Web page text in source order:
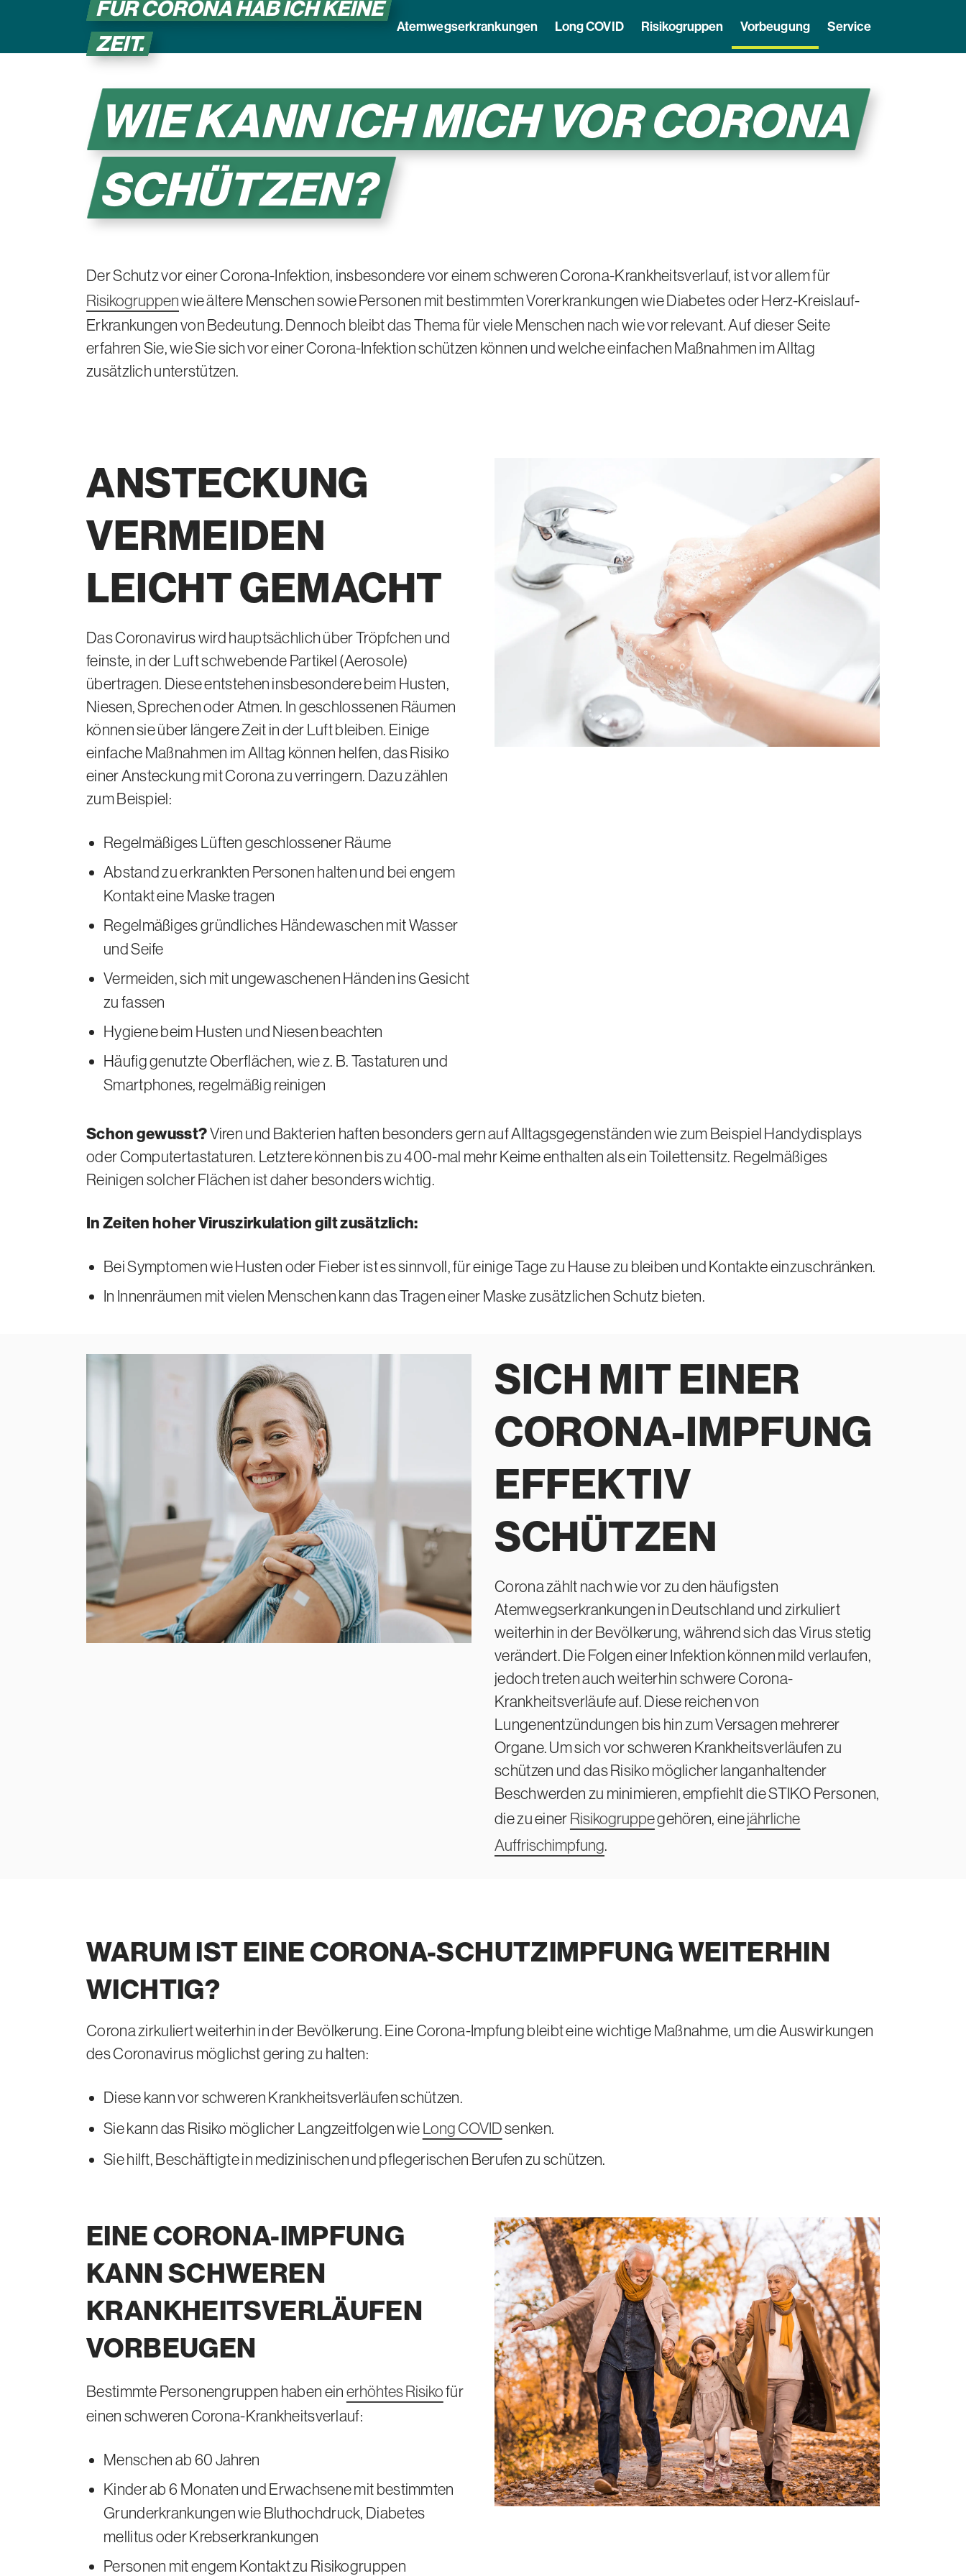
FÜR CORONA HAB ICH KEINE
ZEIT.
Atemwegserkrankungen Long COVID Risikogruppen Vorbeugung Service
WIE KANN ICH MICH VORCORONA
SCHÜTZEN?
Der Schutz vor einer Corona-Infektion, insbesondere vor einem schweren Corona-Krankheitsverlauf, ist vor allem für
Risikogruppenwie ältere Menschen sowie Personen mit bestimmten Vorerkrankungen wie Diabetes oder Herz-Kreislauf-
Erkrankungen von Bedeutung. Dennoch bleibt das Thema für viele Menschen nach wie vor relevant. Auf dieser Seite
erfahren Sie, wie Sie sich vor einer Corona-Infektion schützen können und welche einfachen Maßnahmen im Alltag
zusätzlich unterstützen.
ANSTECKUNG
VERMEIDEN
LEICHTGEMACHT
Das Coronavirus wird hauptsächlich über Tröpfchen und
feinste, in der Luft schwebende Partikel (Aerosole)
übertragen. Diese entstehen insbesondere beim Husten,
Niesen, Sprechen oder Atmen. In geschlossenen Räumen
können sie über längere Zeit in der Luft bleiben. Einige
einfache Maßnahmen im Alltag können helfen, das Risiko
einer Ansteckung mit Corona zu verringern. Dazu zählen
zum Beispiel:
Regelmäßiges Lüften geschlossener Räume
Abstand zu erkrankten Personen halten und bei engem
Kontakt eine Maske tragen
Regelmäßiges gründliches Händewaschen mit Wasser
und Seife
Vermeiden, sich mit ungewaschenen Händen ins Gesicht
zu fassen
Hygiene beim Husten und Niesen beachten
Häufig genutzte Oberflächen, wie z. B. Tastaturen und
Smartphones, regelmäßig reinigen
Schon gewusst?Viren und Bakterien haften besonders gern auf Alltagsgegenständen wie zum Beispiel Handydisplays
oder Computertastaturen. Letztere können bis zu 400-mal mehr Keime enthalten als ein Toilettensitz. Regelmäßiges
Reinigen solcher Flächen ist daher besonders wichtig.
In Zeiten hoher Viruszirkulation gilt zusätzlich:
Bei Symptomen wie Husten oder Fieber ist es sinnvoll, für einige Tage zu Hause zu bleiben und Kontakte einzuschränken.
In Innenräumen mit vielen Menschen kann das Tragen einer Maske zusätzlichen Schutz bieten.
SICH MIT EINER
CORONA-IMPFUNG
EFFEKTIV
SCHÜTZEN
Corona zählt nach wie vor zu den häufigsten
Atemwegserkrankungen in Deutschland und zirkuliert
weiterhin in der Bevölkerung, während sich das Virus stetig
verändert. Die Folgen einer Infektion können mild verlaufen,
jedoch treten auch weiterhin schwere Corona-
Krankheitsverläufe auf. Diese reichen von
Lungenentzündungen bis hin zum Versagen mehrerer
Organe. Um sich vor schweren Krankheitsverläufen zu
schützen und das Risiko möglicher langanhaltender
Beschwerden zu minimieren, empfiehlt die STIKO Personen,
die zu einer Risikogruppegehören, einejährliche
Auffrischimpfung.
WARUM IST EINE CORONA-SCHUTZIMPFUNGWEITERHIN
WICHTIG?
Corona zirkuliert weiterhin in der Bevölkerung. Eine Corona-Impfung bleibt eine wichtige Maßnahme, um die Auswirkungen
desCoronavirus möglichst gering zu halten:
Diese kann vor schweren Krankheitsverläufen schützen.
Sie kann das Risiko möglicher Langzeitfolgen wie Long COVIDsenken.
Sie hilft, Beschäftigte in medizinischen und pflegerischen Berufen zu schützen.
EINE CORONA-IMPFUNG
KANN SCHWEREN
KRANKHEITSVERLÄUFEN
VORBEUGEN
Bestimmte Personengruppen haben ein erhöhtes Risikofür
einen schweren Corona-Krankheitsverlauf:
Menschen ab 60 Jahren
Kinder ab 6 Monaten und Erwachsene mit bestimmten
Grunderkrankungen wie Bluthochdruck, Diabetes
mellitus oder Krebserkrankungen
Personen mit engem Kontakt zu Risikogruppen